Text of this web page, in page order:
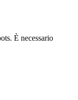
È necessario